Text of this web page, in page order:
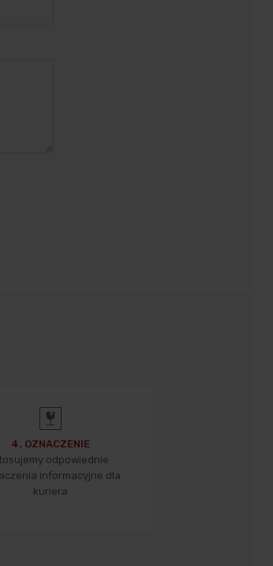
4. OZNACZENIE
odpowiednie
informacyjne dla
kuriera